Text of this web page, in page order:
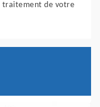
traitement de votre